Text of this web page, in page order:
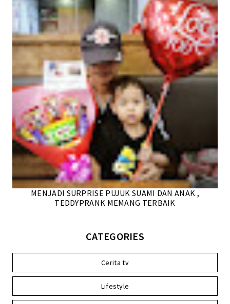
MENJADI SURPRISE PUJUK SUAMI DAN ANAK ,
TEDDYPRANK MEMANG TERBAIK
CATEGORIES
Cerita tv
Lifestyle